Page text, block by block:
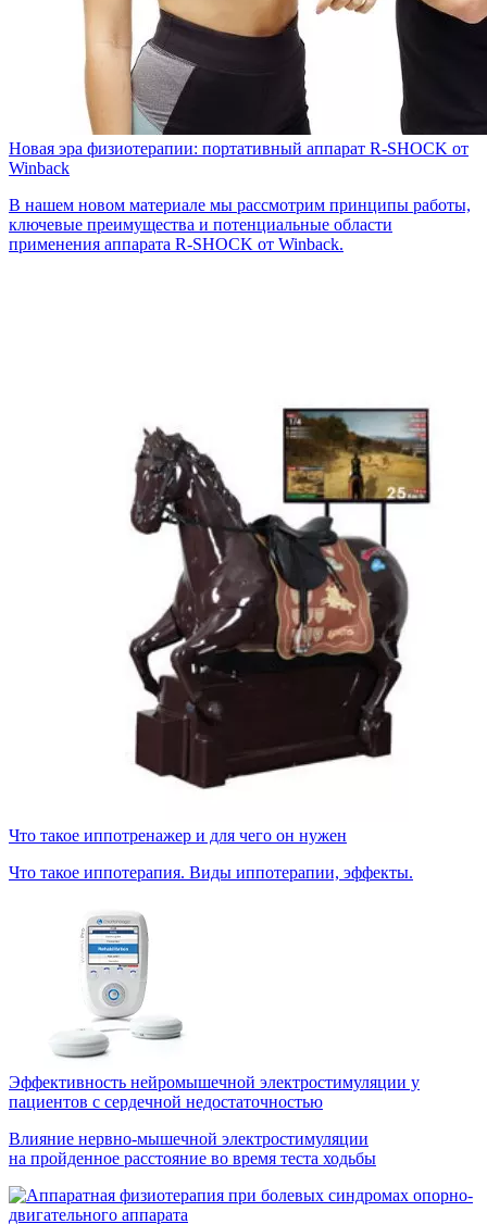
Новая эра физиотерапии: портативный аппарат R-SHOCK от
Winback
В нашем новом материале мы рассмотрим принципы работы,
ключевые преимущества и потенциальные области
применения аппарата R-SHOCK от Winback.
Что такое иппотренажер и для чего он нужен
Что такое иппотерапия. Виды иппотерапии, эффекты.
Эффективность нейромышечной электростимуляции у
пациентов с сердечной недостаточностью
Влияние нервно-мышечной электростимуляции
на пройденное расстояние во время теста ходьбы